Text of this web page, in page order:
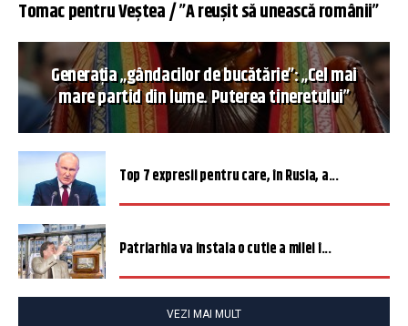
Tomac pentru Veștea / ”A reușit să unească românii”
Generația „gândacilor de bucătărie”: „Cel mai
mare partid din lume. Puterea tineretului”
Top 7 expresii pentru care, în Rusia, a...
Patriarhia va instala o cutie a milei î...
VEZI MAI MULT